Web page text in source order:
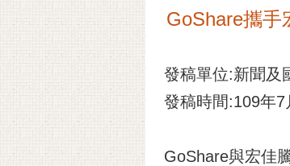
GoShare攜手
發稿單位:新聞及
發稿時間:109年7
GoShare與宏佳